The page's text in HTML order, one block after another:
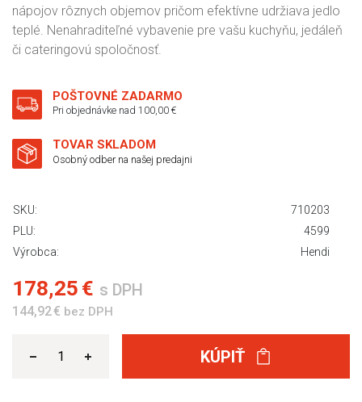
nápojov rôznych objemov pričom efektívne udržiava jedlo
teplé. Nenahraditeľné vybavenie pre vašu kuchyňu, jedáleň
či cateringovú spoločnosť.
POŠTOVNÉ ZADARMO
Pri objednávke nad 100,00 €
TOVAR SKLADOM
Osobný odber na našej predajni
SKU:
710203
PLU:
4599
Výrobca:
Hendi
178,25 € s DPH
144,92 € bez DPH
KÚPIŤ